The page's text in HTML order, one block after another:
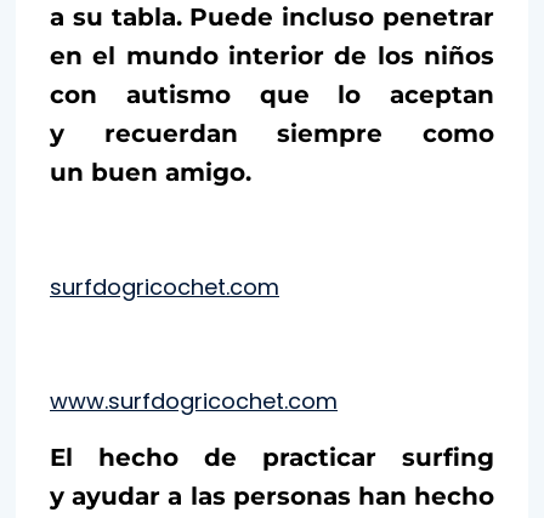
a su tabla. Puede incluso penetrar
en el mundo interior de los niños
con autismo que lo aceptan
y recuerdan siempre como
un buen amigo.
surfdogricochet.com
www.surfdogricochet.com
El hecho de practicar surfing
y ayudar a las personas han hecho